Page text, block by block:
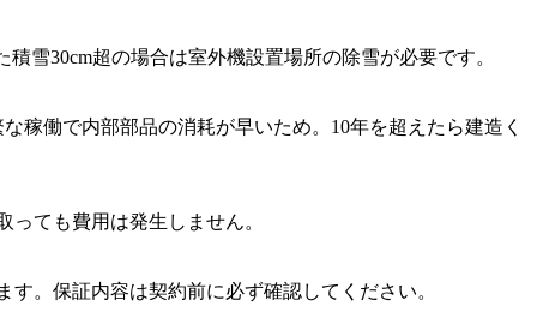
雪30cm超の場合は室外機設置場所の除雪が必要です。
稼働で内部部品の消耗が早いため。10年を超えたら建造く
ても費用は発生しません。
。保証内容は契約前に必ず確認してください。